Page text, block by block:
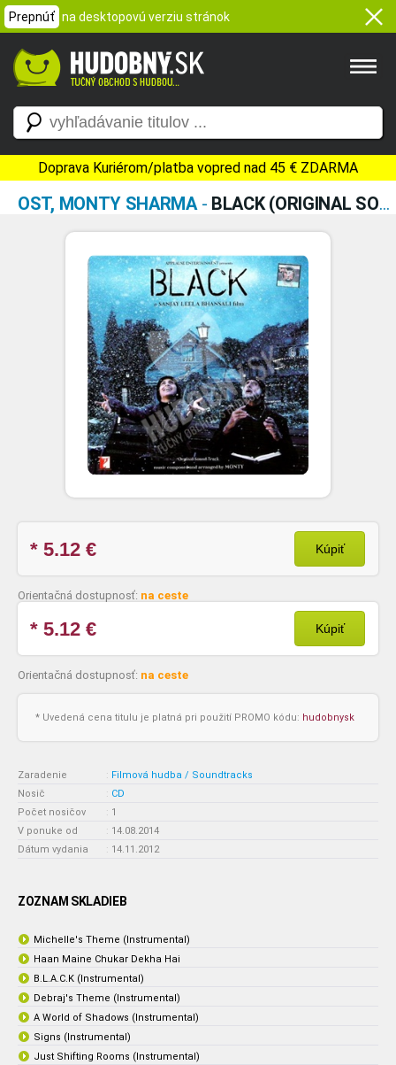
Prepnúť na desktopovú verziu stránok
Doprava Kuriérom/platba vopred nad 45 € ZDARMA
OST, MONTY SHARMA- BLACK (ORIGINAL SOUNDTRACK)
* 5.12 € Kúpiť
Orientačná dostupnosť: na ceste
* 5.12 € Kúpiť
Orientačná dostupnosť: na ceste
* Uvedená cena titulu je platná pri použití PROMO kódu: hudobnysk
Zaradenie : Filmová hudba / Soundtracks
Nosič
: CD
Počet nosičov
: 1
V ponuke od
: 14.08.2014
Dátum vydania
: 14.11.2012
ZOZNAM SKLADIEB
Michelle's Theme (Instrumental)
Haan Maine Chukar Dekha Hai
B.L.A.C.K (Instrumental)
Debraj's Theme (Instrumental)
A World of Shadows (Instrumental)
Signs (Instrumental)
Just Shifting Rooms (Instrumental)